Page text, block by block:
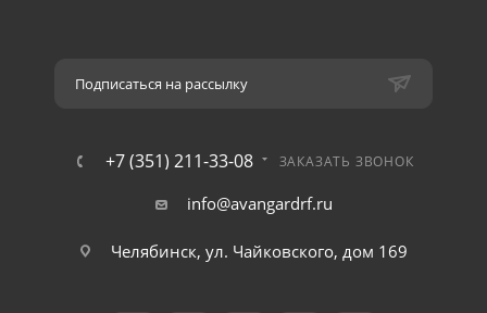
Подписаться на рассылку
+7 (351) 211-33-08 ЗАКАЗАТЬ ЗВОНОК
info@avangardrf.ru
Челябинск, ул. Чайковского, дом 169